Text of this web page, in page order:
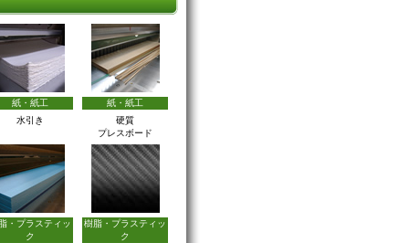
紙・紙工
水引き
紙・紙工
硬質
プレスボード
・プラスティッ
ク
樹脂・プラスティッ
ク